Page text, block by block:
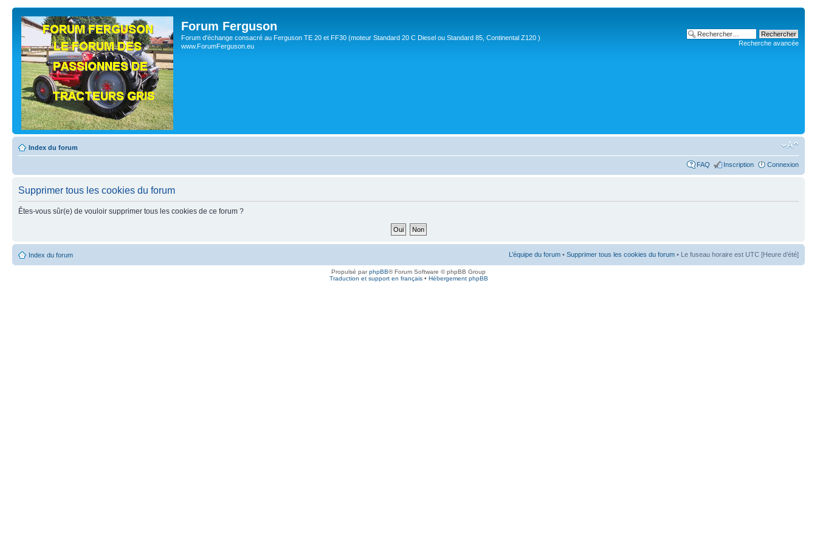
Forum Ferguson
Forum d'échange consacré au Ferguson TE 20 et FF30 (moteur Standard 20 C Diesel ou Standard 85, Continental Z120 )
www.ForumFerguson.eu
Recherche avancée
Index du forum
FAQ Inscription Connexion
Supprimer tous les cookies du forum
Êtes-vous sûr(e) de vouloir supprimer tous les cookies de ce forum ?
Index du forum L’équipe du forum • Supprimer tous les cookies du forum • Le fuseau horaire est UTC [Heure d’été]
Propulsé parphpBB® Forum Software © phpBB Group
Traduction et support en français• Hébergement phpBB